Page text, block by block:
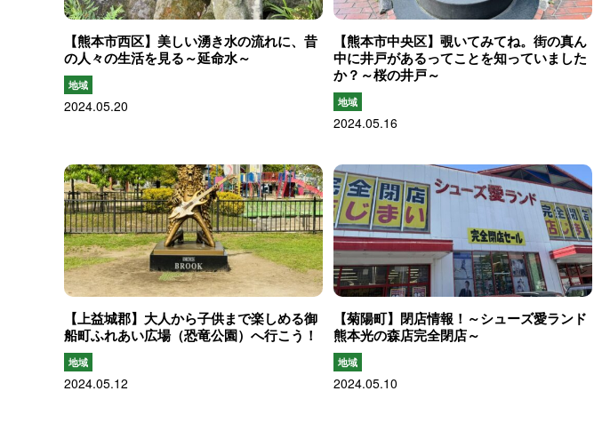
【熊本市西区】美しい湧き水の流れに、昔
の人々の生活を見る～延命水～
地域
2024.05.20
【熊本市中央区】覗いてみてね。街の真ん
中に井戸があるってことを知っていました
か？～桜の井戸～
地域
2024.05.16
【上益城郡】大人から子供まで楽しめる御
船町ふれあい広場（恐竜公園）へ行こう！
地域
2024.05.12
【菊陽町】閉店情報！～シューズ愛ランド
熊本光の森店完全閉店～
地域
2024.05.10